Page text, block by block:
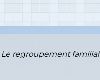
Le regroupement familial